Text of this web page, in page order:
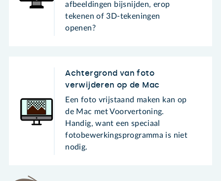
afbeeldingen bijsnijden, erop
tekenen of 3D-tekeningen
openen?
Achtergrond van foto
verwijderen op de Mac
Een foto vrijstaand maken kan op
de Mac met Voorvertoning.
Handig, want een speciaal
fotobewerkingsprogramma is niet
nodig.